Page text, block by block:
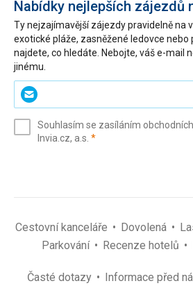
Nabídky nejlepších zájezdů
Ty nejzajímavější zájezdy pravidelně na
exotické pláže, zasněžené ledovce nebo
najdete, co hledáte. Nebojte, váš e-mail
jinému.
Zadejte
svůj
(povinné)
Souhlasím se zasíláním
Invia.cz, a.s. *(povinné)
Cestovní kanceláře Dovolená
Parkování
Recenze hotelů
Časté dotazy Informace před